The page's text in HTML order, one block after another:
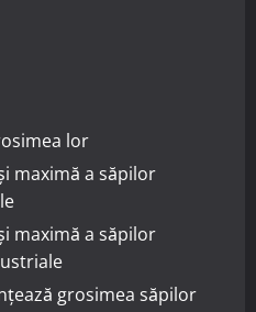
lor
maximă a săpilor
maximă a săpilor
grosimea săpilor